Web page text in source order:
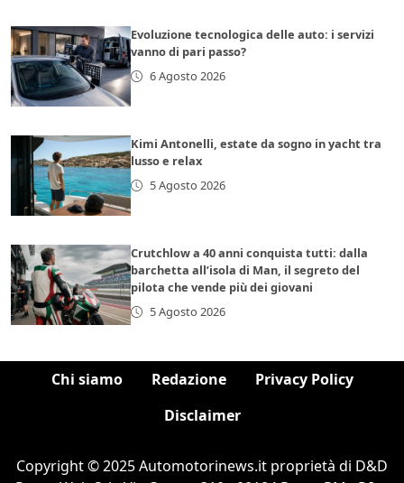
Evoluzione tecnologica delle auto: i servizi
vanno di pari passo?
6 Agosto 2026
Kimi Antonelli, estate da sogno in yacht tra
lusso e relax
5 Agosto 2026
Crutchlow a 40 anni conquista tutti: dalla
barchetta all’isola di Man, il segreto del
pilota che vende più dei giovani
5 Agosto 2026
Chi siamo Redazione
Privacy Policy
Disclaimer
Copyright © 2025 Automotorinews.it proprietà di D&D